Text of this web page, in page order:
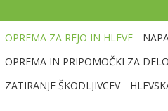
OPREMA ZA REJO IN HLEVE
OPREMA IN PRIPOMOČKI ZA
ZATIRANJE ŠKODLJIVCEV